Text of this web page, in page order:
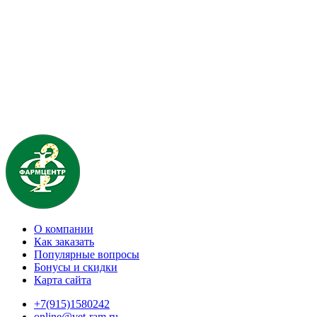
О компании
Как заказать
Популярные вопросы
Бонусы и скидки
Карта сайта
+7(915)1580242